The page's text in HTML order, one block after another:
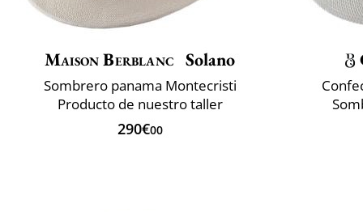
Maison Berblanc Solano
Sombrero panama Montecristi
Producto de nuestro taller
290€00